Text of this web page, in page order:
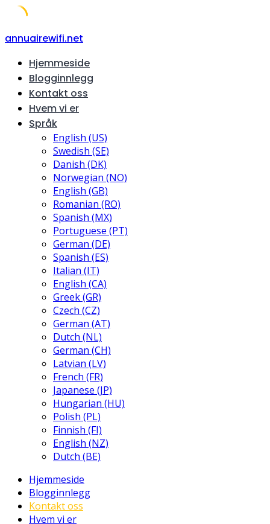
Skip
content
annuairewifi.net
Hjemmeside
Blogginnlegg
Kontakt oss
Hvem vi er
Språk
English (US)
Swedish (SE)
Danish (DK)
Norwegian (NO)
English (GB)
Romanian (RO)
Spanish (MX)
Portuguese (PT)
German (DE)
Spanish (ES)
Italian (IT)
English (CA)
Greek (GR)
Czech (CZ)
German (AT)
Dutch (NL)
German (CH)
Latvian (LV)
French (FR)
Japanese (JP)
Hungarian (HU)
Polish (PL)
Finnish (FI)
English (NZ)
Dutch (BE)
Hjemmeside
Blogginnlegg
Kontakt oss
Hvem vi er